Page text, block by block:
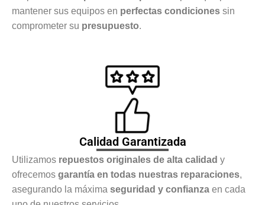
mantener sus equipos en perfectas condiciones sin
comprometer su presupuesto.
Calidad Garantizada
Utilizamos repuestos originales de alta calidad y
ofrecemos garantía en todas nuestras reparaciones,
asegurando la máxima seguridad y confianza en cada